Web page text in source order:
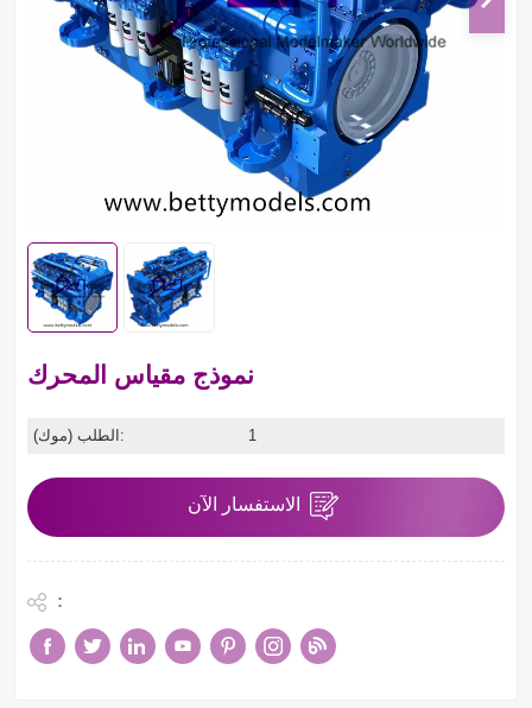
نموذج مقياس المحرك
الطلب (موك): 1
الاستفسار الآن
: